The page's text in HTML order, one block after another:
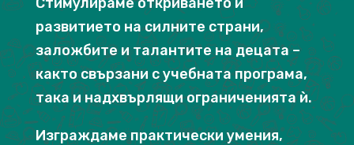
развитието на силните страни,
заложбите и талантите на децата –
както свързани с учебната програма,
така и надхвърлящи ограниченията ѝ.
Изграждаме практически умения,